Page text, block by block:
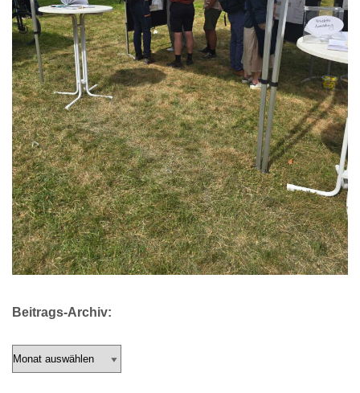
Beitrags-Archiv: